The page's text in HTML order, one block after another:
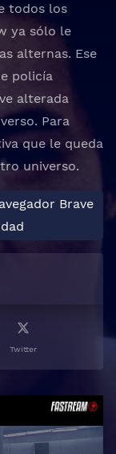
todos los
ya sólo le
alternas. Ese
policía
alterada
Para
que le queda
universo.
Brave
Twitter